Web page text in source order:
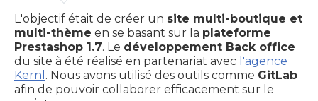
L'objectif était de créer un site multi-boutique et
multi-thème en se basant sur la plateforme
Prestashop 1.7. Le développement Back office
du site à été réalisé en partenariat avec l'agence
Kernl . Nous avons utilisé des outils comme GitLab
afin de pouvoir collaborer efficacement sur le